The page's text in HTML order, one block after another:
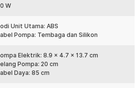
diinginkan diatur, mini pump akan
secara otomatis saat tekanan
stop membantu mencegah tekanan
aman dan efisien.
W
Unit Utama: ABS
Pompa: Tembaga dan Silikon
Elektrik: 8.9 x 4.7 x 13.7 cm
Pompa: 20 cm
Daya: 85 cm